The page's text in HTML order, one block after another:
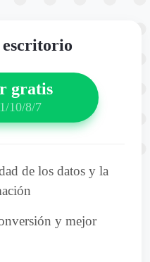
escritorio
gratis
10/8/7
de los datos y la
y mejor